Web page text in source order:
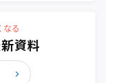
なる
資料